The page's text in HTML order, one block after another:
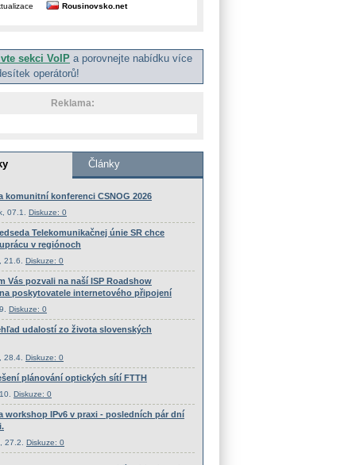
Rousinovsko.net
sekci VoIP a porovnejte nabídku více
operátorů!
Reklama: